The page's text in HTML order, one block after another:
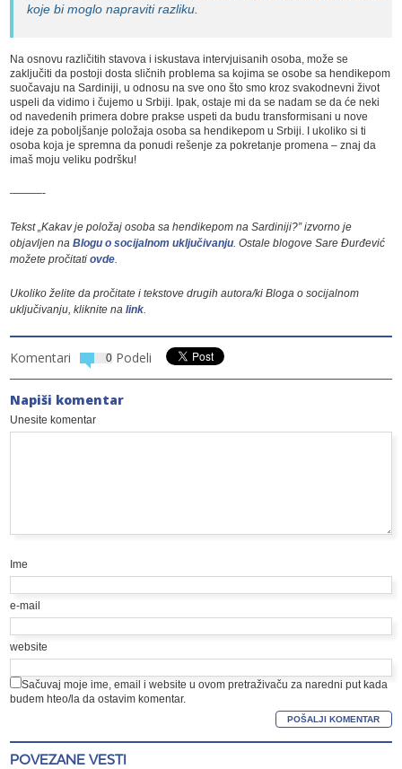
koje bi moglo napraviti razliku.
Na osnovu različitih stavova i iskustava intervjuisanih osoba, može se
zaključiti da postoji dosta sličnih problema sa kojima se osobe sa hendikepom
suočavaju na Sardiniji, u odnosu na sve ono što smo kroz svakodnevni život
uspeli da vidimo i čujemo u Srbiji. Ipak, ostaje mi da se nadam se da će neki
od navedenih primera dobre prakse uspeti da budu transformisani u nove
ideje za poboljšanje položaja osoba sa hendikepom u Srbiji. I ukoliko si ti
osoba koja je spremna da ponudi rešenje za pokretanje promena – znaj da
imaš moju veliku podršku!
———-
Tekst „Kakav je položaj osoba sa hendikepom na Sardiniji?” izvorno je
objavljen naBlogu o socijalnom uključivanju . Ostale blogove Sare Đurđević
možete pročitatiovde
Ukoliko želite da pročitate i tekstove drugih autora/ki Bloga o socijalnom
uključivanju, kliknite nalink
Komentari 0 Podeli
Napiši komentar
Unesite komentar
Ime
e-mail
website
Sačuvaj moje ime, email i website u ovom pretraživaču za naredni put kada
budem hteo/la da ostavim komentar.
POVEZANE VESTI